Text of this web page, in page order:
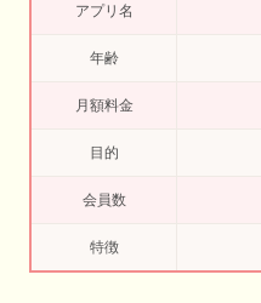
アプリ名
年齢
月額料金
目的
会員数
特徴